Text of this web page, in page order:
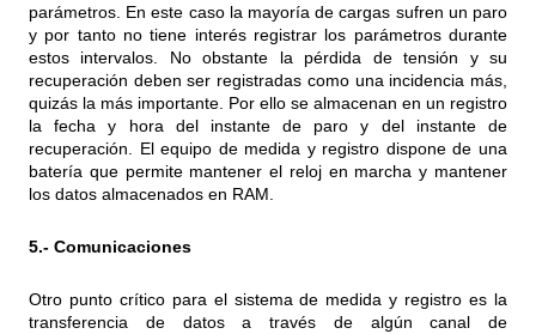
parámetros. En este caso la mayoría de cargas sufren un paro
y por tanto no tiene interés registrar los parámetros durante
estos intervalos. No obstante la pérdida de tensión y su
recuperación deben ser registradas como una incidencia más,
quizás la más importante. Por ello se almacenan en un registro
la fecha y hora del instante de paro y del instante de
recuperación. El equipo de medida y registro dispone de una
batería que permite mantener el reloj en marcha y mantener
los datos almacenados en RAM.
5.- Comunicaciones
Otro punto crítico para el sistema de medida y registro es la
transferencia de datos a través de algún canal de